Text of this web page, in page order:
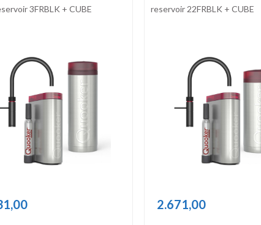
3FRBLK + CUBE
reservoir 22FRBLK + CUBE
2.671,00